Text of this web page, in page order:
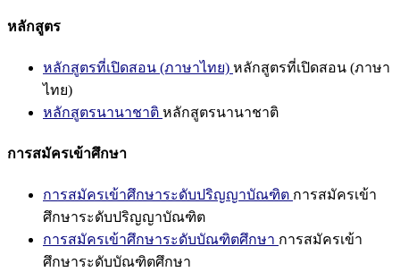
หลักสูตร
หลักสูตรที่เปิดสอน (ภาษาไทย) หลักสูตรที่เปิดสอน (ภาษา
ไทย)
หลักสูตรนานาชาติ หลักสูตรนานาชาติ
การสมัครเข้าศึกษา
การสมัครเข้าศึกษาระดับปริญญาบัณฑิต การสมัครเข้า
ศึกษาระดับปริญญาบัณฑิต
การสมัครเข้าศึกษาระดับบัณฑิตศึกษา การสมัครเข้า
ศึกษาระดับบัณฑิตศึกษา